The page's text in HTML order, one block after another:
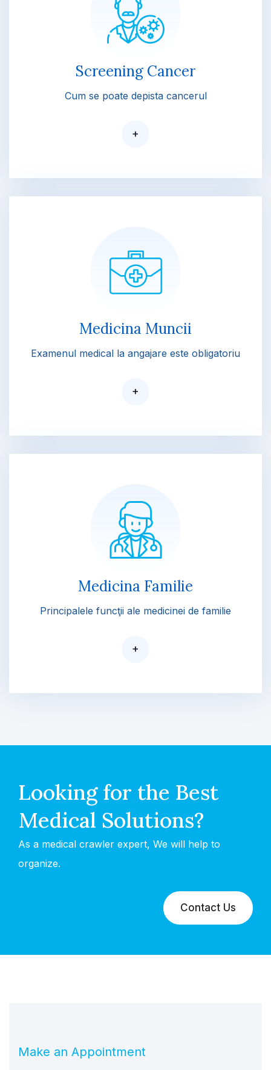
Screening Cancer
Cum se poate depista cancerul
+
Medicina Muncii
Examenul medical la angajare este obligatoriu
+
Medicina Familie
Principalele funcţii ale medicinei de familie
+
Looking for the Best
Medical Solutions?
As a medical crawler expert, We will help to
organize.
Contact Us
Make an Appointment